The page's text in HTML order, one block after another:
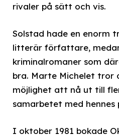
rivaler på sätt och vis.
Solstad hade en enorm
litterär författare,
kriminalromaner som
bra. Marte Michelet tror
möjlighet att nå ut till
samarbetet med hennes
I oktober 1981 bokade